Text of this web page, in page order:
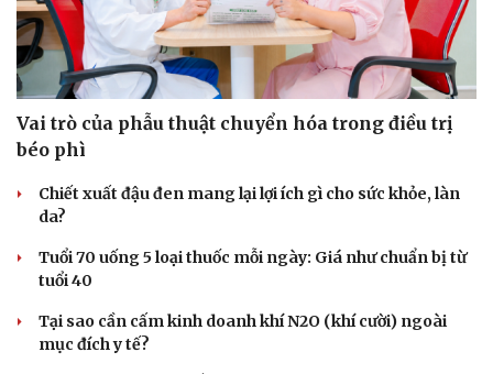
Cải chính
Vai trò của phẫu thuật chuyển hóa trong điều trị
béo phì
Chiết xuất đậu đen mang lại lợi ích gì cho sức khỏe, làn
da?
Tuổi 70 uống 5 loại thuốc mỗi ngày: Giá như chuẩn bị từ
tuổi 40
Tại sao cần cấm kinh doanh khí N2O (khí cười) ngoài
mục đích y tế?